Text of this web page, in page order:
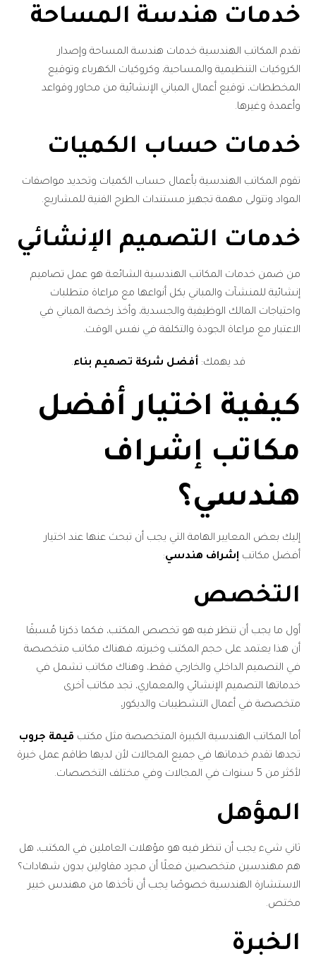
خدمات هندسة المساحة
تقدم المكاتب الهندسية خدمات هندسة المساحة وإصدار
الكروكيات التنظيمية والمساحية، وكروكيات الكهرباء وتوقيع
المخططات، توقيع أعمال المباني الإنشائية من محاور وقواعد
وأعمدة وغيرها.
خدمات حساب الكميات
تقوم المكاتب الهندسية بأعمال حساب الكميات وتحديد مواصفات
المواد وتتولى مهمة تجهيز مستندات الطرح الفنية للمشاريع.
خدمات التصميم الإنشائي
من ضمن خدمات المكاتب الهندسية الشائعة هو عمل تصاميم
إنشائية للمنشآت والمباني بكل أنواعها مع مراعاة متطلبات
واحتياجات المالك الوظيفية والجسدية، وأخذ رخصة المباني في
الاعتبار مع مراعاة الجودة والتكلفة في نفس الوقت.
قد يهمك: أفضل شركة تصميم بناء.
كيفية اختيار أفضل
مكاتب إشراف
هندسي؟
إليك بعض المعايير الهامة التي يجب أن تبحث عنها عند اختيار
أفضل مكاتبإشراف هندسي:
التخصص
أول ما يجب أن تنظر فيه هو تخصص المكتب، فكما ذكرنا مُسبقًا
أن هذا يعتمد على حجم المكتب وخبرته، فهناك مكاتب متخصصة
في التصميم الداخلي والخارجي فقط، وهناك مكاتب تشمل في
خدماتها التصميم الإنشائي والمعماري، تجد مكاتب آخرى
متخصصة في أعمال التشطيبات والديكور،
أما المكاتب الهندسية الكبيرة المتخصصة مثل مكتب قيمة جروب
تجدها تقدم خدماتها في جميع المجالات لأن لديها طاقم عمل خبرة
لأكثر من 5 سنوات في المجالات وفي مختلف التخصصات.
المؤهل
ثاني شيء يجب أن تنظر فيه هو مؤهلات العاملين في المكتب، هل
هم مهندسين متخصصين فعلًا أن مجرد مقاولين بدون شهادات؟
الاستشارة الهندسية خصوصًا يجب أن تأخذها من مهندس خبير
مختص.
الخبرة